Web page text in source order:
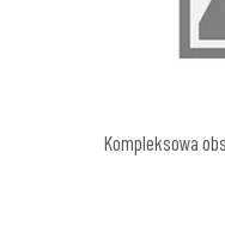
Kompleksowa